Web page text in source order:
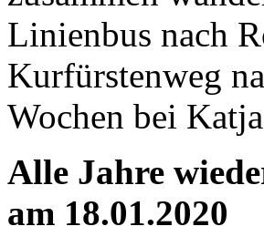
Linienbus nach
Kurfürstenweg
Wochen bei
Alle Jahre
am 18.01.2020